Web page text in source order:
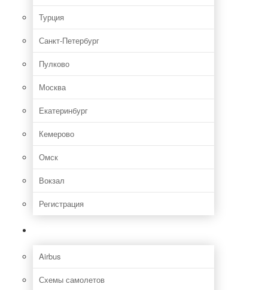
Турция
Санкт-Петербург
Пулково
Москва
Екатеринбург
Кемерово
Омск
Вокзал
Регистрация
Airbus
Схемы самолетов